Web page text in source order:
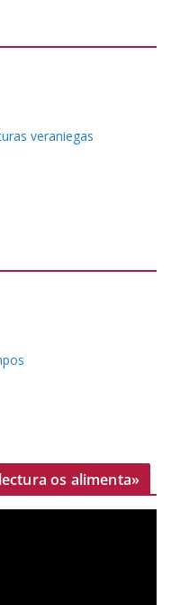
veraniegas
os alimenta»